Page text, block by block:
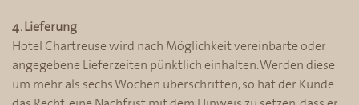
4. Lieferung
Hotel Chartreuse wird nach Möglichkeit vereinbarte oder
angegebene Lieferzeiten pünktlich einhalten. Werden diese
um mehr als sechs Wochen überschritten, so hat der Kunde